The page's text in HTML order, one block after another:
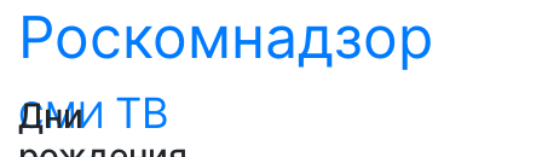
Роскомнадзор
СМИ ТВ
Дни